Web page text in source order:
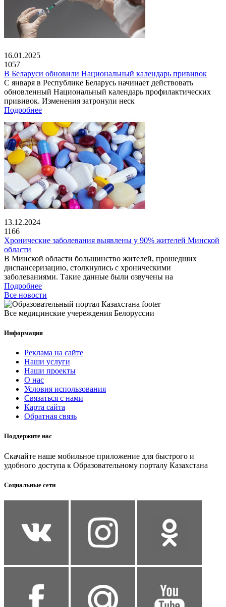
16.01.2025
1057
В Беларуси обновили Национальный календарь прививок
С января в Республике Беларусь начинает действовать
обновленный Национальный календарь профилактических
прививок. Изменения затронули неск
Подробнее
13.12.2024
1166
Хронические заболевания выявлены у 90% жителей Минской
области
В Минской области большинство жителей, прошедших
диспансеризацию, столкнулись с хроническими
заболеваниями. Такие данные были озвучены на
Подробнее
Все новости
Все медицинские учереждения Белоруссии
Информация
Реклама на сайте
Наши услуги
Наши проекты
О нас
Условия использования
Связаться с нами
Карта сайта
Обратная связь
Поддержите нас
Скачайте наше мобильное приложение для быстрого и
удобного доступа к Образовательному порталу Казахстана
Социальные сети